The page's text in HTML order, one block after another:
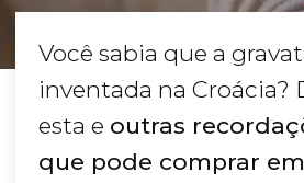
Você sabia que a
inventada na Croácia?
esta e outras
que pode comprar